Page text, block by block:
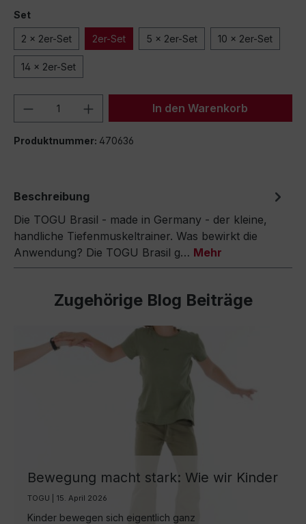
Set
2 x 2er-Set 2er-Set 5 x 2er-Set 10 x 2er-Set
14 x 2er-Set
Produkt Anzahl: Gib denIn den Warenkorb
Produktnummer: 470636
Beschreibung
Die TOGU Brasil - made in Germany - der kleine,
handliche Tiefenmuskeltrainer. Was bewirkt die
Anwendung? Die TOGU Brasil g… Mehr
Zugehörige Blog Beiträge
Bewegung macht stark: Wie wir Kinder
spielerisch zu mehr Aktivität
motivieren können
TOGU | 15. April 2026
Kinder bewegen sich eigentlich ganz